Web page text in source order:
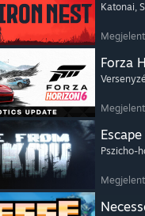
Katonai,
Forza
Pszicho-